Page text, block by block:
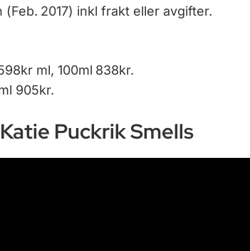
2017) inkl frakt eller avgifter.
ml, 100ml 838kr.
905kr.
Puckrik Smells